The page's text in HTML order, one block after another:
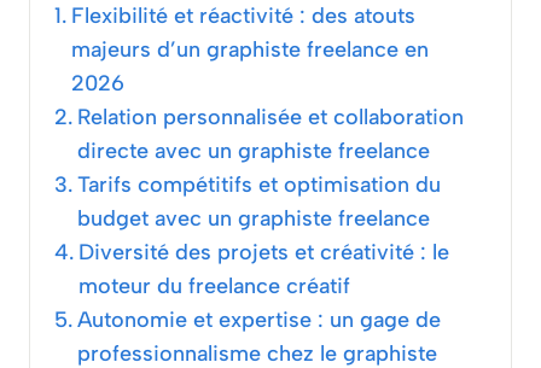
Flexibilité et réactivité : des atouts
majeurs d’un graphiste freelance en
2026
Relation personnalisée et collaboration
directe avec un graphiste freelance
Tarifs compétitifs et optimisation du
budget avec un graphiste freelance
Diversité des projets et créativité : le
moteur du freelance créatif
Autonomie et expertise : un gage de
professionnalisme chez le graphiste